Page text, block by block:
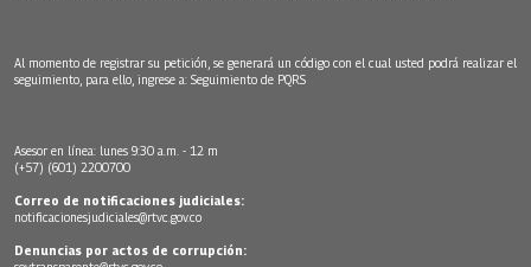
Al momento de registrar su petición, se generará un código con el cual usted podrá realizar el
seguimiento, para ello, ingrese a: Seguimiento de PQRS
Asesor en línea: lunes 9:30 a.m. - 12 m
(+57) (601) 2200700
Correo de notificaciones judiciales:
notificacionesjudiciales@rtvc.gov.co
Denuncias por actos de corrupción: